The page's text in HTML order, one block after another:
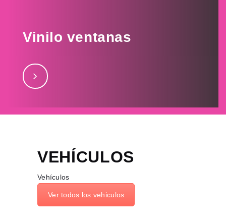
Vinilo ventanas
2017Todomúsicajulio 28, 2017Levisjulio 28, 2017Loop
– TOA
VEHÍCULOS
Vehículos
Ver todos los vehiculos